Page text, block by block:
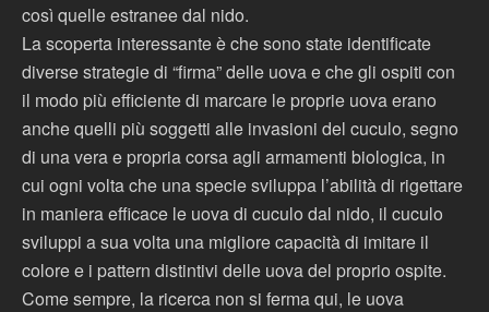
così quelle estranee dal nido.
La scoperta interessante è che sono state identificate
diverse strategie di “firma” delle uova e che gli ospiti con
il modo più efficiente di marcare le proprie uova erano
anche quelli più soggetti alle invasioni del cuculo, segno
di una vera e propria corsa agli armamenti biologica, in
cui ogni volta che una specie sviluppa l’abilità di rigettare
in maniera efficace le uova di cuculo dal nido, il cuculo
sviluppi a sua volta una migliore capacità di imitare il
colore e i pattern distintivi delle uova del proprio ospite.
Come sempre, la ricerca non si ferma qui, le uova